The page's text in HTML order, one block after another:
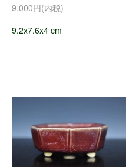
9,000円(内税)
9.2x7.6x4 cm